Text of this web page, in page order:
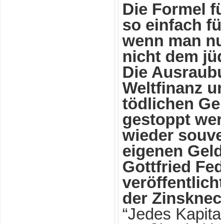
Die Formel
so einfach
wenn man
nicht dem
Die
Weltfinanz
tödlichen
gestoppt
wieder
eigenen
Gottfried
der
“Jedes